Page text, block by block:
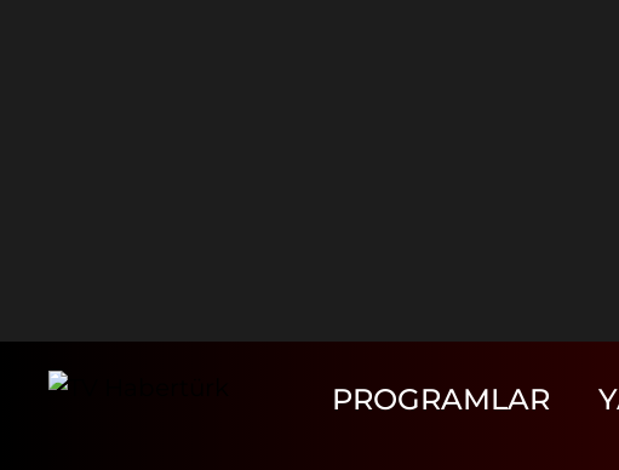
PROGRAMLAR